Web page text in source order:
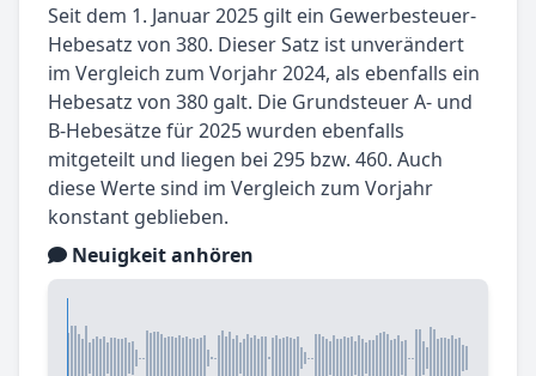
Seit dem 1. Januar 2025 gilt ein Gewerbesteuer-
Hebesatz von 380. Dieser Satz ist unverändert
im Vergleich zum Vorjahr 2024, als ebenfalls ein
Hebesatz von 380 galt. Die Grundsteuer A- und
B-Hebesätze für 2025 wurden ebenfalls
mitgeteilt und liegen bei 295 bzw. 460. Auch
diese Werte sind im Vergleich zum Vorjahr
konstant geblieben.
Neuigkeit anhören